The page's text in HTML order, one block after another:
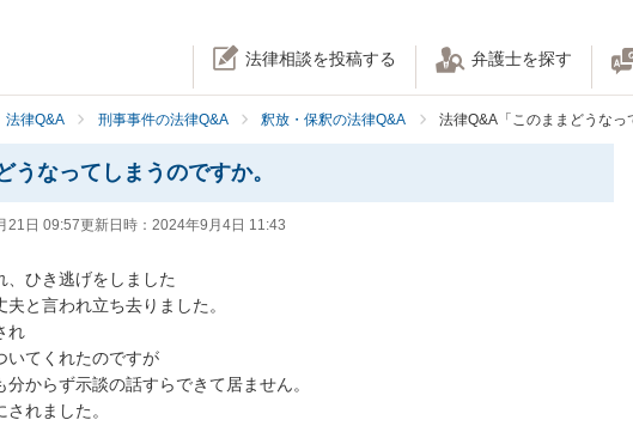
法律相談を投稿する 弁護士を探す
法律Q&A 刑事事件の法律Q&A 釈放・保釈の法律Q&A 法律Q&A「このままどうなっ
うなってしまうのですか。
21日 09:57更新日時： 2024年9月4日 11:43
、ひき逃げをしました
と言われ立ち去りました。
れ
いてくれたのですが
からず示談の話すらできて居ません。
れました。